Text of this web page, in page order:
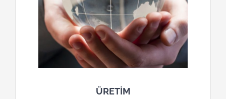
ÜRETİM